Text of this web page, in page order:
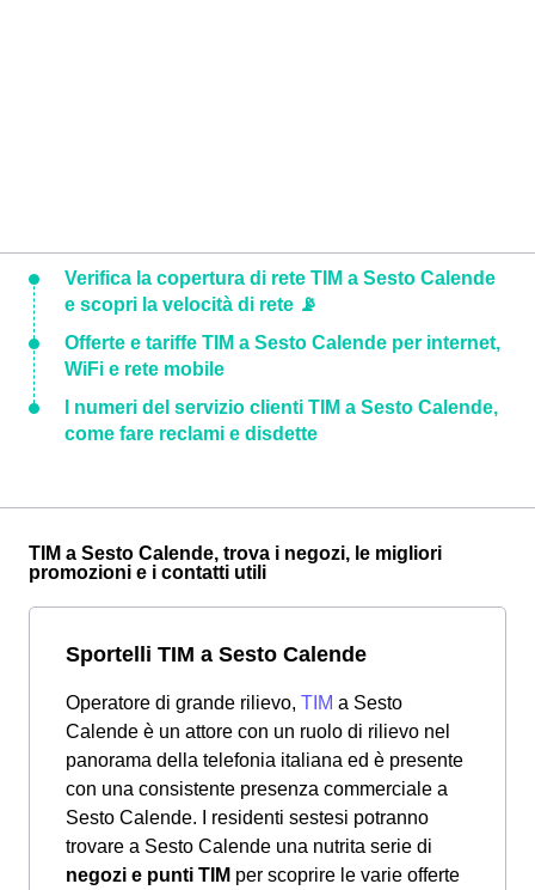
Verifica la copertura di rete TIM a Sesto Calende
e scopri la velocità di rete 📡
Offerte e tariffe TIM a Sesto Calende per internet,
WiFi e rete mobile
I numeri del servizio clienti TIM a Sesto Calende,
come fare reclami e disdette
TIM a Sesto Calende, trova i negozi, le migliori
promozioni e i contatti utili
Sportelli TIM a Sesto Calende
Operatore di grande rilievo, TIM a Sesto
Calende è un attore con un ruolo di rilievo nel
panorama della telefonia italiana ed è presente
con una consistente presenza commerciale a
Sesto Calende. I residenti sestesi potranno
trovare a Sesto Calende una nutrita serie di
negozi e punti TIM per scoprire le varie offerte